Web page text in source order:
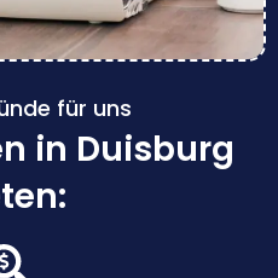
für uns
in Duisburg